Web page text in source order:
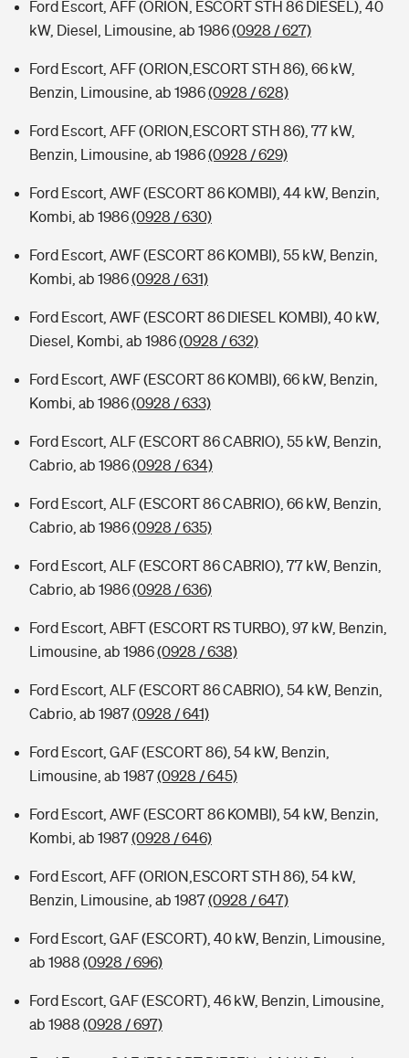
Ford Escort, AFF (ORION, ESCORT STH 86 DIESEL), 40
kW, Diesel, Limousine, ab 1986(0928 / 627)
Ford Escort, AFF (ORION,ESCORT STH 86), 66 kW,
Benzin, Limousine, ab 1986(0928 / 628)
Ford Escort, AFF (ORION,ESCORT STH 86), 77 kW,
Benzin, Limousine, ab 1986(0928 / 629)
Ford Escort, AWF (ESCORT 86 KOMBI), 44 kW, Benzin,
Kombi, ab 1986(0928 / 630)
Ford Escort, AWF (ESCORT 86 KOMBI), 55 kW, Benzin,
Kombi, ab 1986(0928 / 631)
Ford Escort, AWF (ESCORT 86 DIESEL KOMBI), 40 kW,
Diesel, Kombi, ab 1986(0928 / 632)
Ford Escort, AWF (ESCORT 86 KOMBI), 66 kW, Benzin,
Kombi, ab 1986(0928 / 633)
Ford Escort, ALF (ESCORT 86 CABRIO), 55 kW, Benzin,
Cabrio, ab 1986(0928 / 634)
Ford Escort, ALF (ESCORT 86 CABRIO), 66 kW, Benzin,
Cabrio, ab 1986(0928 / 635)
Ford Escort, ALF (ESCORT 86 CABRIO), 77 kW, Benzin,
Cabrio, ab 1986(0928 / 636)
Ford Escort, ABFT (ESCORT RS TURBO), 97 kW, Benzin,
Limousine, ab 1986(0928 / 638)
Ford Escort, ALF (ESCORT 86 CABRIO), 54 kW, Benzin,
Cabrio, ab 1987(0928 / 641)
Ford Escort, GAF (ESCORT 86), 54 kW, Benzin,
Limousine, ab 1987(0928 / 645)
Ford Escort, AWF (ESCORT 86 KOMBI), 54 kW, Benzin,
Kombi, ab 1987(0928 / 646)
Ford Escort, AFF (ORION,ESCORT STH 86), 54 kW,
Benzin, Limousine, ab 1987(0928 / 647)
Ford Escort, GAF (ESCORT), 40 kW, Benzin, Limousine,
ab 1988 (0928 / 696)
Ford Escort, GAF (ESCORT), 46 kW, Benzin, Limousine,
ab 1988 (0928 / 697)